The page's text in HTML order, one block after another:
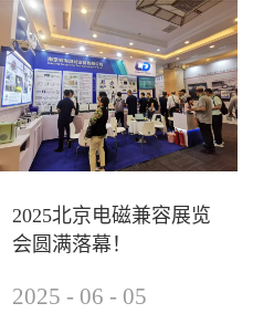
研讨及产品展示等多种形式
跃探索合作空间，为电磁
了新动能。产品展示展会
2025北京电磁兼容展览
会圆满落幕！
2025 - 06 - 05